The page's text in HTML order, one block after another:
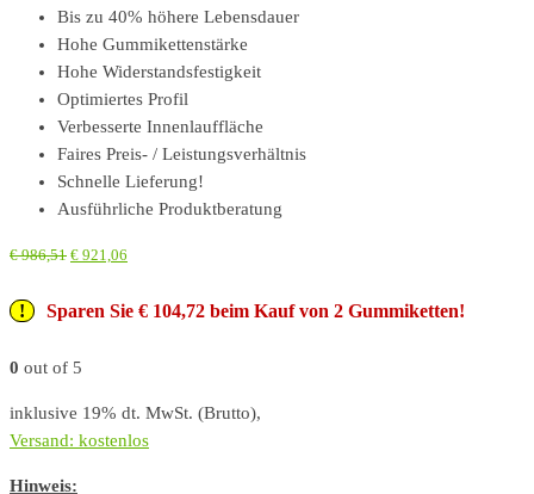
Bis zu 40% höhere Lebensdauer
Hohe Gummikettenstärke
Hohe Widerstandsfestigkeit
Optimiertes Profil
Verbesserte Innenlauffläche
Faires Preis- / Leistungsverhältnis
Schnelle Lieferung!
Ausführliche Produktberatung
€986,51 € 921,06
Sparen Sie € 104,72 beim Kauf von 2 Gummiketten!
0 out of 5
inklusive 19% dt. MwSt. (Brutto),
Versand: kostenlos
Hinweis: